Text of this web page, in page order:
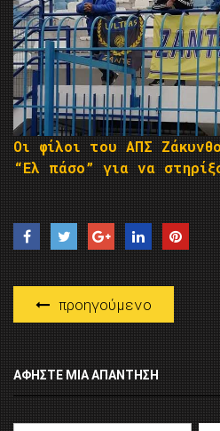
Οι φίλοι του ΑΠΣ
“Ελ πάσο” για να
προηγούμενο
ΑΦΉΣΤΕ ΜΙΑ ΑΠΆΝΤΗΣΗ